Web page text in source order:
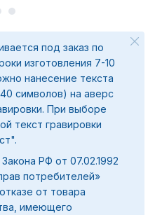
под заказ по
изготовления 7-10
нанесение текста
символов) на аверс
При выборе
текст гравировки
РФ от 07.02.1992
потребителей»
от товара
имеющего